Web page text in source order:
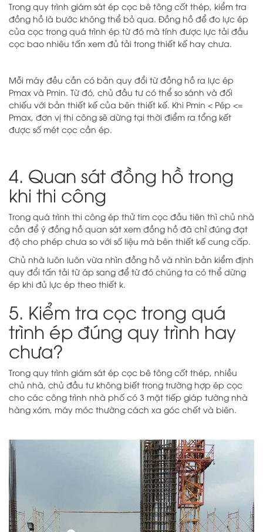
Trong quy trình giám sát ép cọc bê tông cốt thép, kiểm tra
đồng hồ là bước không thể bỏ qua. Đồng hồ để đo lực ép
của cọc trong quá trình ép từ đó mà tính được lực tải đầu
cọc bao nhiêu tấn xem đủ tải trong thiết kế hay chưa.
Mỗi máy đều cần có bản quy đổi từ đồng hồ ra lực ép
Pmax và Pmin. Từ đó, chủ đầu tư có thể so sánh và đối
chiếu với bản thiết kế của bên thiết kế. Khi Pmin < Pép <=
Pmax, đơn vị thi công sẽ dừng tại thời điểm ra tổng kết
được số mét cọc cần ép.
4. Quan sát đồng hồ trong
khi thi công
Trong quá trình thi công ép thử tim cọc đầu tiên thì chủ nhà
cần để ý đồng hồ quan sát xem đồng hồ đã chỉ đúng đạt
độ cho phép chưa so với số liệu mà bên thiết kế cung cấp.
Chủ nhà luôn luôn vừa nhìn đồng hồ và nhìn bản kiểm định
quy đổi tấn tải từ áp sang để từ đó chúng ta có thể dừng
ép khi đủ lực ép theo thiết k.
5. Kiểm tra cọc trong quá
trình ép đúng quy trình hay
chưa?
Trong quy trình giám sát ép cọc bê tông cốt thép, nhiều
chủ nhà, chủ đầu tư không biết trong trường hợp ép cọc
cho các công trình nhà phố có 3 mặt tiếp giáp tường nhà
hàng xóm, máy móc thường cách xa góc chết và biên.